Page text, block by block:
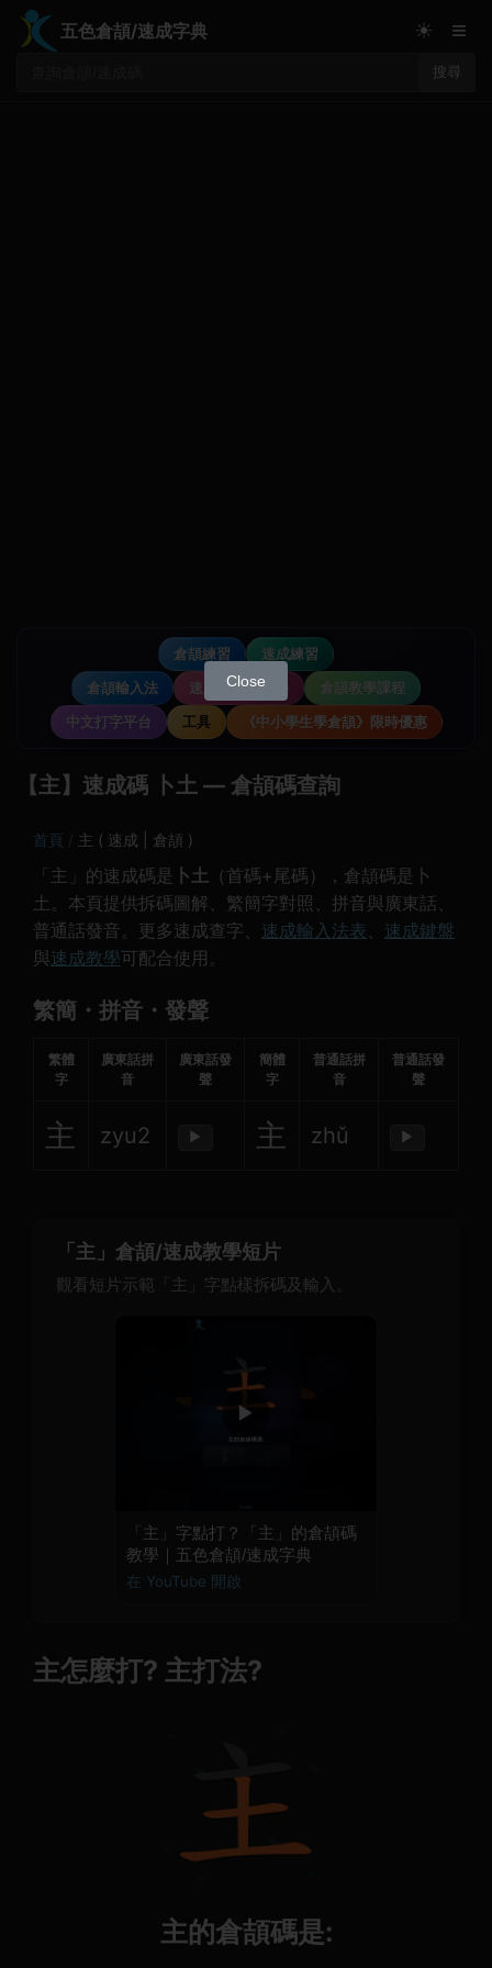
五色倉頡/速成字典
搜尋
☀ ≡
倉頡練習
速成練習
倉頡輸入法
速成輸入法教學
倉頡教學課程
中文打字平台
工具 《中小學生學倉頡》限時優惠
【主】速成碼 卜土 — 倉頡碼查詢
首頁 主 ( 速成 | 倉頡 )
「主」的速成碼是 卜土 （首碼+尾碼），倉頡碼是卜
土。本頁提供拆碼圖解、繁簡字對照、拼音與廣東話、
普通話發音。更多速成查字、 速成輸入法表、 速成鍵盤
與速成教學可配合使用。
繁簡・拼音・發聲
繁體
字
廣東話拼
音
廣東話發
聲
簡體
字
普通話拼
音
普通話發
聲
主 zyu2 ▶ 主 zhǔ ▶
「主」倉頡/速成教學短片
觀看短片示範「主」字點樣拆碼及輸入。
▶
「主」字點打？「主」的倉頡碼
教學｜五色倉頡/速成字典
在 YouTube 開啟
主怎麼打? 主打法?
主的倉頡碼是:
Close